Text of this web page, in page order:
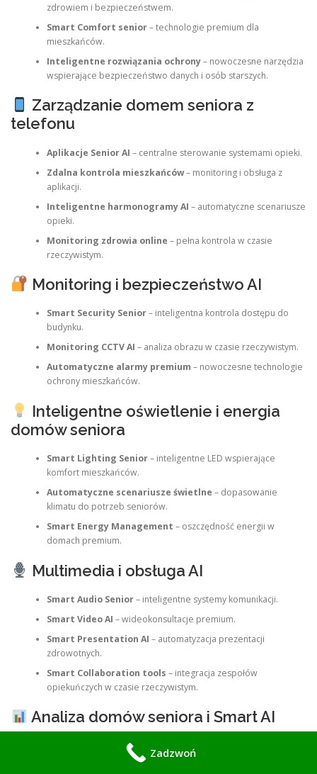
zdrowiem i bezpieczeństwem.
Smart Comfort senior– technologie premium dla
mieszkańców.
Inteligentne rozwiązania ochrony– nowoczesne narzędzia
wspierające bezpieczeństwo danych i osób starszych.
Zarządzanie domem seniora z
telefonu
Aplikacje Senior AI – centralne sterowanie systemami opieki.
Zdalna kontrola mieszkańców– monitoring i obsługa z
aplikacji.
Inteligentne harmonogramy AI – automatyczne scenariusze
opieki.
Monitoring zdrowia online – pełna kontrola w czasie
rzeczywistym.
Monitoring i bezpieczeństwo AI
Smart Security Senior– inteligentna kontrola dostępu do
budynku.
Monitoring CCTV AI – analiza obrazu w czasie rzeczywistym.
Automatyczne alarmy premium – nowoczesne technologie
ochrony mieszkańców.
Inteligentne oświetlenie i energia
domów seniora
Smart Lighting Senior– inteligentne LED wspierające
komfort mieszkańców.
Automatyczne scenariusze świetlne – dopasowanie
klimatu do potrzeb seniorów.
Smart Energy Management – oszczędność energii w
domach premium.
Multimedia i obsługa AI
Smart Audio Senior– inteligentne systemy komunikacji.
Smart Video AI – wideokonsultacje premium.
Smart Presentation AI – automatyzacja prezentacji
zdrowotnych.
Smart Collaboration tools – integracja zespołów
opiekuńczych w czasie rzeczywistym.
Analiza domów seniora i Smart AI
Smart Analytics Senior
– analiza danych zdrowotnych.
Inteligentne raporty domów
Zadzwoń